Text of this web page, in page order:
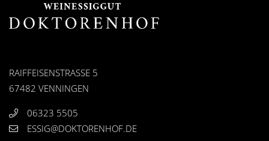
RAIFFEISENSTRASSE 5
67482 VENNINGEN
06323 5505
ESSIG@DOKTORENHOF.DE